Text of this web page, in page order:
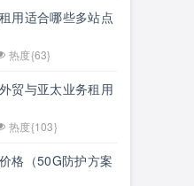
用适合哪些多站点
热度{63}
贸与亚太业务租用
热度{103}
格（50G防护方案